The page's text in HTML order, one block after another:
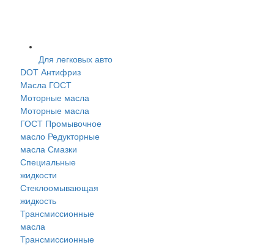
Для легковых авто
DOT Антифриз
Масла ГОСТ
Моторные масла
Моторные масла
ГОСТ Промывочное
масло Редукторные
масла Смазки
Специальные
жидкости
Стеклоомывающая
жидкость
Трансмиссионные
масла
Трансмиссионные